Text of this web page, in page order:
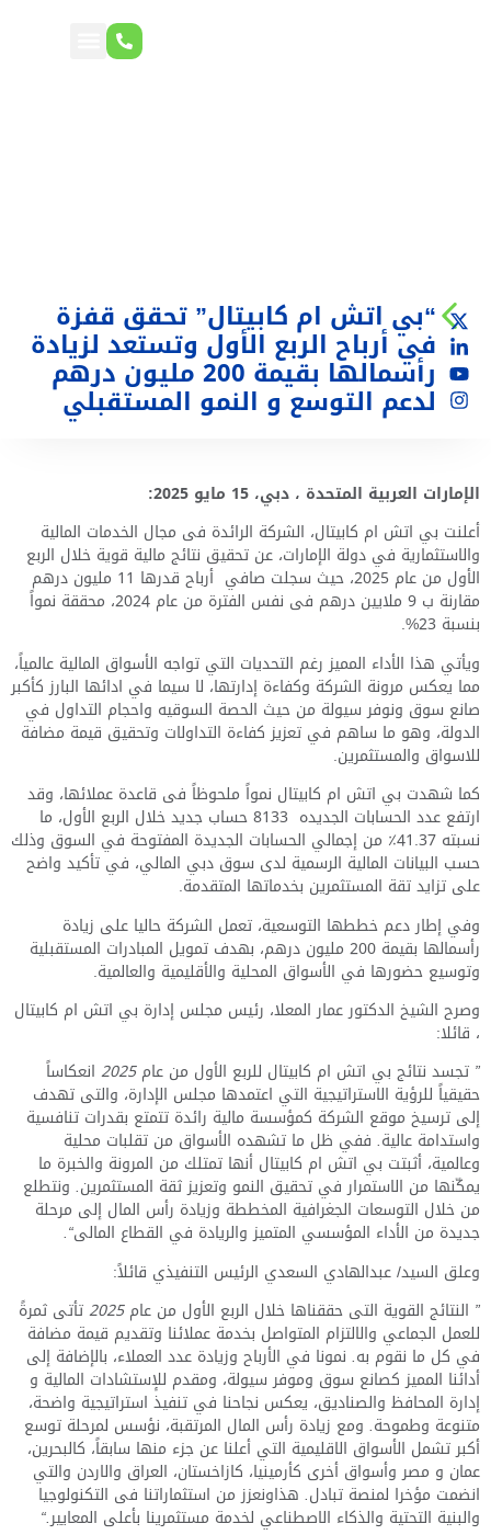
“بي اتش ام كابيتال” تحقق قفزة
في أرباح الربع الأول وتستعد لزيادة
رأسمالها بقيمة 200 مليون درهم
لدعم التوسع و النمو المستقبلي
الإمارات العربية المتحدة ، دبي، مايو
أعلنت بي اتش ام كابيتال، الشركة الرائدة فى مجال الخدمات المالية
والاستثمارية في دولة الإمارات، عن تحقيق نتائج مالية قوية خلال الربع
الأول من عام ، حيث سجلت صافي أرباح قدرها مليون درهم
مقارنة ب ملايين درهم فى نفس الفترة من عام ، محققة نمواً
بنسبة
ويأتي هذا الأداء المميز رغم التحديات التي تواجه الأسواق المالية عالمياً،
مما يعكس مرونة الشركة وكفاءة إدارتها، لا سيما في ادائها البارز كأكبر
صانع سوق ونوفر سيولة من حيث الحصة السوقيه واحجام التداول في
الدولة، وهو ما ساهم في تعزيز كفاءة التداولات وتحقيق قيمة مضافة
للاسواق والمستثمرين.
كما شهدت بي اتش ام كابيتال نمواً ملحوظاً فى قاعدة عملائها، وقد
ارتفع عدد الحسابات الجديده 8133حساب جديد خلال الربع الأول، ما
نسبته ٪ من إجمالي الحسابات الجديدة المفتوحة في السوق وذلك
حسب البيانات المالية الرسمية لدى سوق دبي المالي، في تأكيد واضح
على تزايد تقة المستثمرين بخدماتها المتقدمة.
وفي إطار دعم خططها التوسعية، تعمل الشركة حاليا على زيادة
رأسمالها بقيمة مليون درهم، بهدف تمويل المبادرات المستقبلية
وتوسيع حضورها في الأسواق المحلية والأقليمية والعالمية.
وصرح الشيخ الدكتور عمار المعلا، رئيس مجلس إدارة بي اتش ام كابيتال
، قائلا:
” تجسد نتائج بي اتش ام كابيتال للربع الأول من عام2025 انعكاساً
حقيقياً للرؤية الاستراتيجية التي اعتمدها مجلس الإدارة، والتى تهدف
إلى ترسيخ موقع الشركة كمؤسسة مالية رائدة تتمتع بقدرات تنافسية
واستدامة عالية. ففي ظل ما تشهده الأسواق من تقلبات محلية
وعالمية، أثبتت بي اتش ام كابيتال أنها تمتلك من المرونة والخبرة ما
يمكّنها من الاستمرار في تحقيق النمو وتعزيزثقة المستثمرين. ونتطلع
من خلال التوسعات الجغرافية المخططة وزيادة رأس المال إلى مرحلة
جديدة من الأداء المؤسسي المتميز والريادة في القطاع المالى“.
وعلق السيد/عبدالهادي السعدي الرئيس التنفيذي قائلاً:
” النتائج القوية التى حققناها خلال الربع الأول من عام2025 تأتى ثمرةً
للعمل الجماعي والالتزام المتواصل بخدمة عملائنا وتقديم قيمة مضافة
في كل ما نقوم به. نمونا في الأرباح وزيادة عدد العملاء، بالإضافة إلى
أدائنا المميز كصانع سوق وموفر سيولة، ومقدم للإستشادات المالية و
إدارة المحافظ والصناديق، يعكس نجاحنا في تنفيذ استراتيجية واضحة،
متنوعة وطموحة. ومع زيادة رأس المال المرتقبة، نؤسس لمرحلة توسع
أكبرتشمل الأسواق الاقليمية التي أعلنا عن جزء منها سابقاً، كالبحرين،
عمان و مصر وأسواق أخرى كأرمينيا، كازاخستان، العراق والاردن والتي
انضمت مؤخرا لمنصة تبادل. هذاونعزز من استثماراتنا فى التكنولوجيا
والبنية التحتية والذكاء الاصطناعي لخدمة مستثمرينا بأعلى المعايير.“